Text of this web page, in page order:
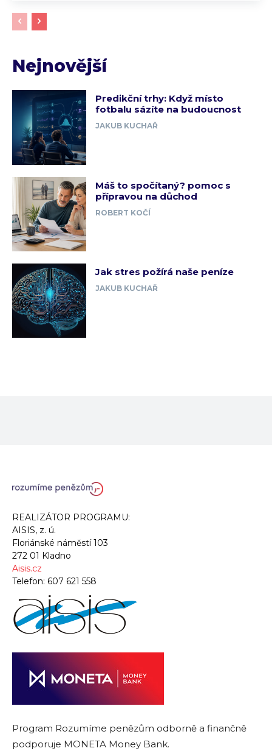
Nejnovější
Predikční trhy: Když místo
fotbalu sázíte na budoucnost
JAKUB KUCHAŘ
Máš to spočítaný? pomoc s
přípravou na důchod
ROBERT KOČÍ
Jak stres požírá naše peníze
JAKUB KUCHAŘ
REALIZÁTOR PROGRAMU:
AISIS, z. ú.
Floriánské náměstí 103
272 01 Kladno
Aisis.cz
Telefon: 607 621 558
Program Rozumíme penězům odborně a finančně
podporuje MONETA Money Bank.